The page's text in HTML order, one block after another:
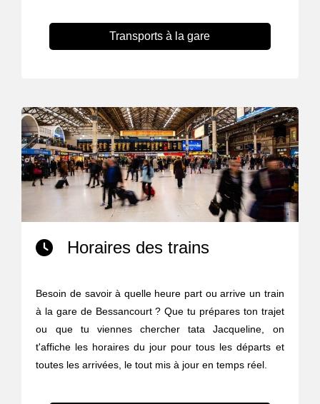
Transports à la gare
Horaires des trains
Besoin de savoir à quelle heure part ou arrive un train
à la gare de Bessancourt ? Que tu prépares ton trajet
ou que tu viennes chercher tata Jacqueline, on
t'affiche les horaires du jour pour tous les départs et
toutes les arrivées, le tout mis à jour en temps réel.